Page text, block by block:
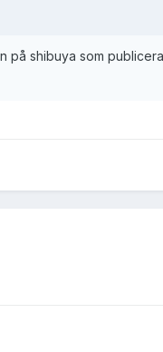
på shibuya som